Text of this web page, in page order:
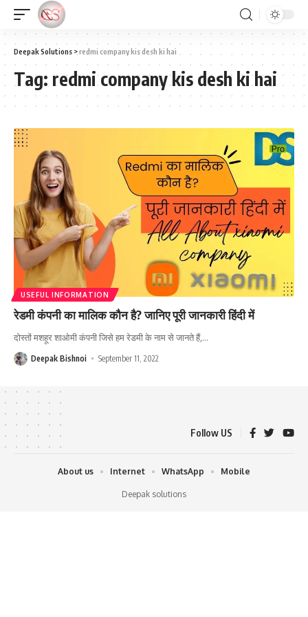
Deepak Solutions >redmi company kis desh ki hai
Tag: redmi company kis desh ki hai
USEFUL INFORMATION
रेडमी कंपनी का मालिक कौन है? जानिए पूरी जानकारी हिंदी में
दोस्तों मशहूर शाओमी कंपनी जिसे हम रेडमी के नाम से जानते हैं,…
Deepak Bishnoi September 11, 2022
Follow US
Deepak solutions
About us Internet WhatsApp Mobile